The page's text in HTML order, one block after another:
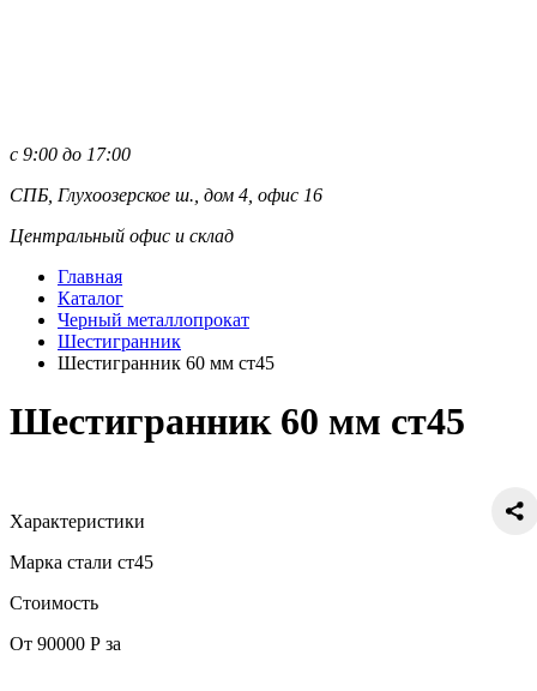
с 9:00 до 17:00
СПБ, Глухоозерское ш., дом 4, офис 16
Центральный офис и склад
Главная
Каталог
Черный металлопрокат
Шестигранник
Шестигранник 60 мм ст45
Шестигранник 60 мм ст45
Характеристики
Марка стали ст45
Стоимость
От 90000 Р за